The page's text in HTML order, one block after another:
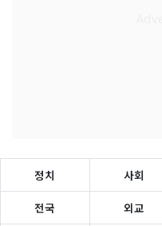
정치 사회
전국 외교